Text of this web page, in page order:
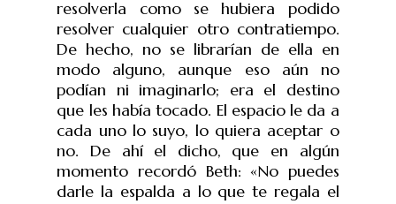
resolverla como se hubiera podido
resolver cualquier otro contratiempo.
De hecho, no se librarían de ella en
modo alguno, aunque eso aún no
podían ni imaginarlo; era el destino
que les había tocado. El espacio le da a
cada uno lo suyo, lo quiera aceptar o
no. De ahí el dicho, que en algún
momento recordó Beth: «No puedes
darle la espalda a lo que te regala el